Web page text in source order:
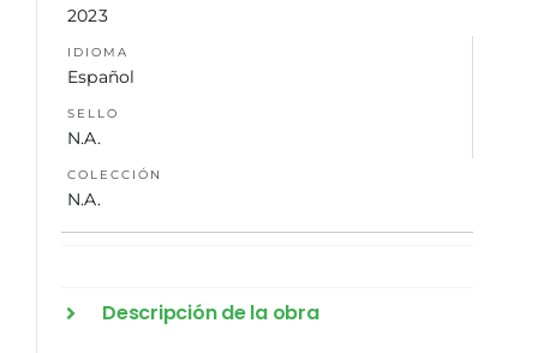
2023
IDIOMA
Español
SELLO
N.A.
COLECCIÓN
N.A.
Descripción de la obra